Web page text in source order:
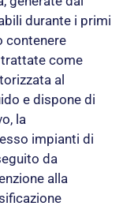
durante i primi
contenere
come
al
e dispone di
la
impianti di
da
alla